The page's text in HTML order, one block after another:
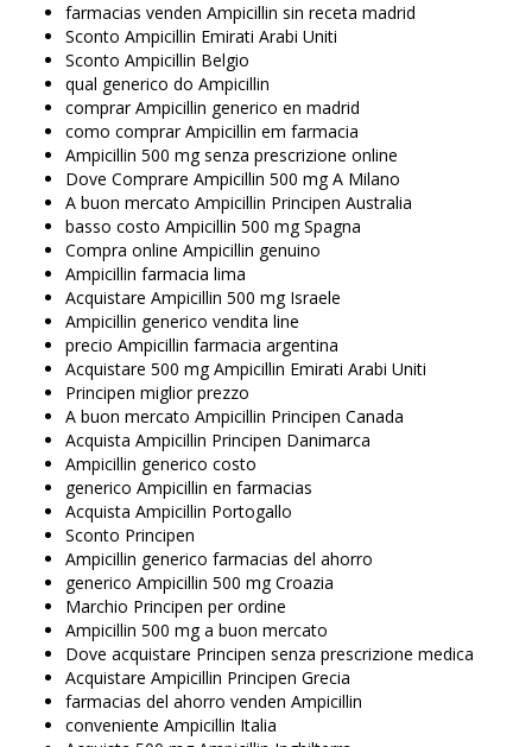
farmacias venden Ampicillin sin receta madrid
Sconto Ampicillin Emirati Arabi Uniti
Sconto Ampicillin Belgio
qual generico do Ampicillin
comprar Ampicillin generico en madrid
como comprar Ampicillin em farmacia
Ampicillin 500 mg senza prescrizione online
Dove Comprare Ampicillin 500 mg A Milano
A buon mercato Ampicillin Principen Australia
basso costo Ampicillin 500 mg Spagna
Compra online Ampicillin genuino
Ampicillin farmacia lima
Acquistare Ampicillin 500 mg Israele
Ampicillin generico vendita line
precio Ampicillin farmacia argentina
Acquistare 500 mg Ampicillin Emirati Arabi Uniti
Principen miglior prezzo
A buon mercato Ampicillin Principen Canada
Acquista Ampicillin Principen Danimarca
Ampicillin generico costo
generico Ampicillin en farmacias
Acquista Ampicillin Portogallo
Sconto Principen
Ampicillin generico farmacias del ahorro
generico Ampicillin 500 mg Croazia
Marchio Principen per ordine
Ampicillin 500 mg a buon mercato
Dove acquistare Principen senza prescrizione medica
Acquistare Ampicillin Principen Grecia
farmacias del ahorro venden Ampicillin
conveniente Ampicillin Italia